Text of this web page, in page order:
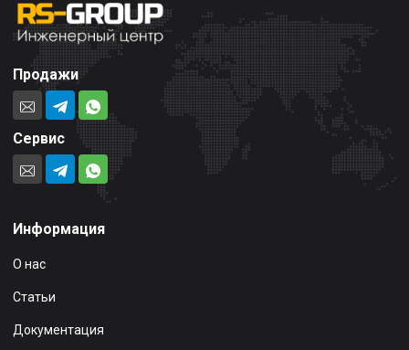
Продажи
Сервис
Информация
О нас
Статьи
Документация